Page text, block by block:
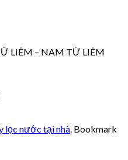
LIÊM – NAM TỪ LIÊM
lọc nước tại nhà . Bookmark